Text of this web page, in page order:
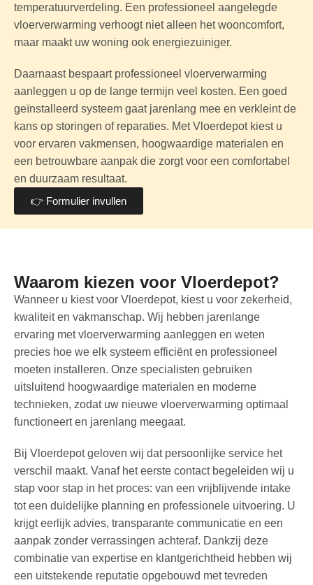
temperatuurverdeling. Een professioneel aangelegde
vloerverwarming verhoogt niet alleen het wooncomfort,
maar maakt uw woning ook energiezuiniger.
Daarnaast bespaart professioneel vloerverwarming
aanleggen u op de lange termijn veel kosten. Een goed
geïnstalleerd systeem gaat jarenlang mee en verkleint de
kans op storingen of reparaties. Met Vloerdepot kiest u
voor ervaren vakmensen, hoogwaardige materialen en
een betrouwbare aanpak die zorgt voor een comfortabel
en duurzaam resultaat.
👉 Formulier invullen
Waarom kiezen voor Vloerdepot?
Wanneer u kiest voor Vloerdepot, kiest u voor zekerheid,
kwaliteit en vakmanschap. Wij hebben jarenlange
ervaring met vloerverwarming aanleggen en weten
precies hoe we elk systeem efficiënt en professioneel
moeten installeren. Onze specialisten gebruiken
uitsluitend hoogwaardige materialen en moderne
technieken, zodat uw nieuwe vloerverwarming optimaal
functioneert en jarenlang meegaat.
Bij Vloerdepot geloven wij dat persoonlijke service het
verschil maakt. Vanaf het eerste contact begeleiden wij u
stap voor stap in het proces: van een vrijblijvende intake
tot een duidelijke planning en professionele uitvoering. U
krijgt eerlijk advies, transparante communicatie en een
aanpak zonder verrassingen achteraf. Dankzij deze
combinatie van expertise en klantgerichtheid hebben wij
een uitstekende reputatie opgebouwd met tevreden